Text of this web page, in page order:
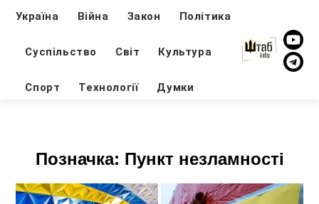
Україна Війна Закон Політика
Суспільство Світ Культура
Спорт Технології Думки
Позначка: Пункт незламності